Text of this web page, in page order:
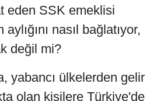
eden SSK emeklisi
nasıl bağlatıyor,
değil mi?
yabancı ülkelerden gelir
olan kişilere Türkiye'de